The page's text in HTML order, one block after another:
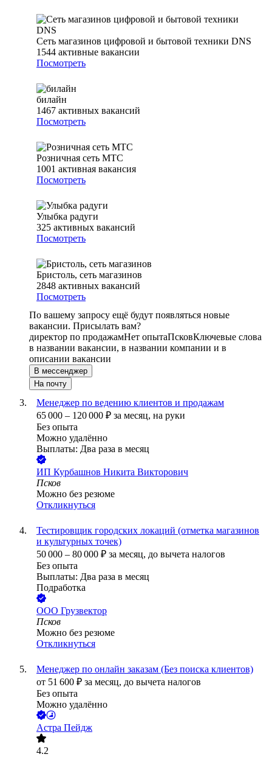
Сеть магазинов цифровой и бытовой техники DNS
1544 активные вакансии
Посмотреть
билайн
1467 активных вакансий
Посмотреть
Розничная сеть МТС
1001 активная вакансия
Посмотреть
Улыбка радуги
325 активных вакансий
Посмотреть
Бристоль, сеть магазинов
2848 активных вакансий
Посмотреть
По вашему запросу ещё будут появляться новые
вакансии. Присылать вам?
директор по продажамНет опытаПсковКлючевые слова
в названии вакансии, в названии компании и в
описании вакансии
В мессенджер
На почту
Менеджер по ведению клиентов и продажам
65 000 – 120 000 ₽ за месяц, на руки
Без опыта
Можно удалённо
Выплаты: Два раза в месяц
ИП Курбашнов Никита Викторович
Псков
Можно без резюме
Откликнуться
Тестировщик городских локаций (отметка магазинов
и культурных точек)
50 000 – 80 000 ₽ за месяц, до вычета налогов
Без опыта
Выплаты: Два раза в месяц
Подработка
ООО Грузвектор
Псков
Можно без резюме
Откликнуться
Менеджер по онлайн заказам (Без поиска клиентов)
от 51 600 ₽ за месяц, до вычета налогов
Без опыта
Можно удалённо
Астра Пейдж
4.2